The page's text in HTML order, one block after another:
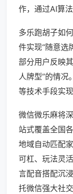
作，通过AI算
多乐跑胡子如
件实现“随意选
部分用户反映
人牌型”的情况
等技术手段实
微信微乐麻将
站式覆盖全国
地域自动匹配
可杠、玩法灵
言配音搭配沉
托微信强大社